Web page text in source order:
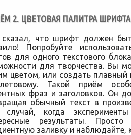
2. ЦВЕТОВАЯ ПАЛИТРА
сказал, что шрифт должен
Попробуйте
для одного текстового
для творчества. Вы
цветом, или создать плавный
Такой приём
фраз и заголовков. Он
обычный текст в
случай, когда
результаты.
заливку и наблюдайте,